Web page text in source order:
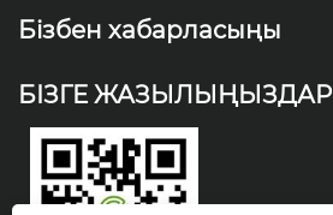
Бізбен хабарласыңы
БІЗГЕ ЖАЗЫЛЫҢЫЗДАР